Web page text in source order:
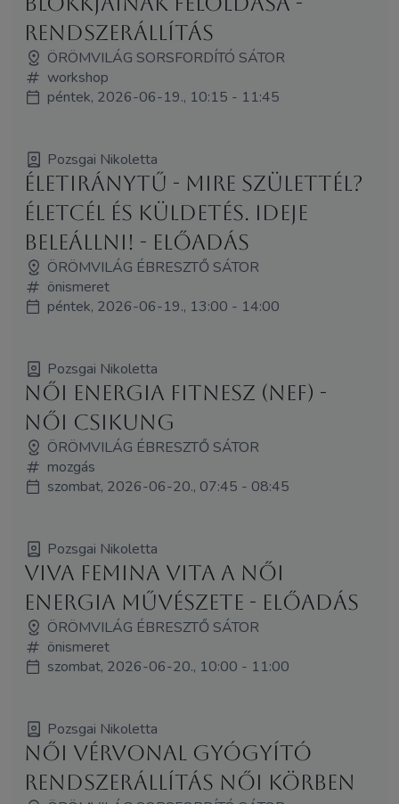
rendszerállítás
ÖRÖMVILÁG SORSFORDÍTÓ SÁTOR
workshop
péntek, 2026-06-19., 10:15 - 11:45
Pozsgai Nikoletta
ÉletIránytű - Mire születtél?
Életcél és küldetés. Ideje
beleállni! - előadás
ÖRÖMVILÁG ÉBRESZTŐ SÁTOR
önismeret
péntek, 2026-06-19., 13:00 - 14:00
Pozsgai Nikoletta
Női Energia Fitnesz (NEF) -
Női Csikung
ÖRÖMVILÁG ÉBRESZTŐ SÁTOR
mozgás
szombat, 2026-06-20., 07:45 - 08:45
Pozsgai Nikoletta
Viva Femina Vita A Női
Energia Művészete - előadás
ÖRÖMVILÁG ÉBRESZTŐ SÁTOR
önismeret
szombat, 2026-06-20., 10:00 - 11:00
Pozsgai Nikoletta
Női Vérvonal Gyógyító
Rendszerállítás Női Körben